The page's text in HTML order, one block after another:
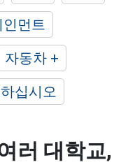
먼트
자동차 +
십시오
러 대학교,